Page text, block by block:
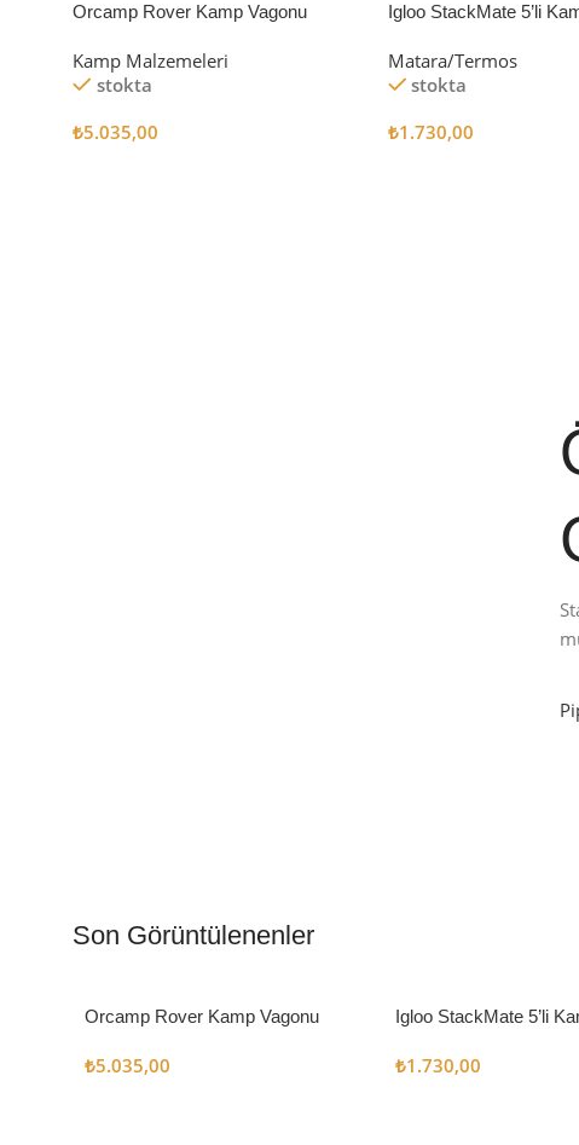
Orcamp Rover Kamp Vagonu
Kamp Malzemeleri
stokta
₺5.035,00
Igloo StackMate 5’li
Matara/Termos
stokta
₺1.730,00
Kampçı Şefler İçin
Son Görüntülenenler
Orcamp Rover Kamp Vagonu
₺5.035,00
Igloo StackMate 5’li
₺1.730,00